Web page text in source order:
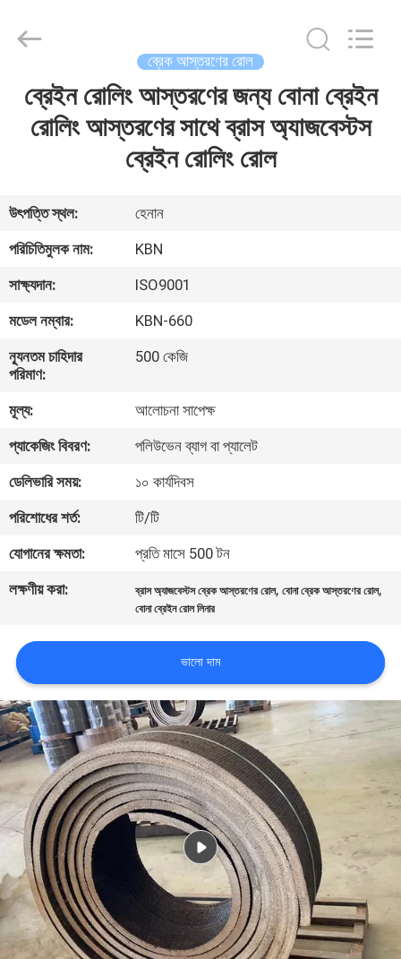
বাড়ি
আমাদের
সম্পর্কে
কারখানা
ভ্রমণ
নিয়ন্ত্রণ
যোগাযোগ
করুন
উদ্ধৃতির
জন্য
সাইট
ম্যাপ
PRIVACY
POLICY
ব্রেক আস্তরণের রোল
ব্রেইন রোলিং আস্তরণের জন্য বোনা ব্রেইন
রোলিং আস্তরণের সাথে ব্রাস অ্যাজবেস্টস
ব্রেইন রোলিং রোল
উৎপত্তি স্থল:
হেনান
পরিচিতিমুলক নাম:
KBN
সাক্ষ্যদান:
ISO9001
মডেল নম্বার:
KBN-660
ন্যূনতম চাহিদার
পরিমাণ:
500 কেজি
মূল্য:
আলোচনা সাপেক্ষ
প্যাকেজিং বিবরণ:
পলিউভেন ব্যাগ বা প্যালেট
ডেলিভারি সময়:
১০ কার্যদিবস
পরিশোধের শর্ত:
টি/টি
যোগানের ক্ষমতা:
প্রতি মাসে 500 টন
লক্ষণীয় করা:
ব্রাস অ্যাজবেস্টস ব্রেক আস্তরণের রোল,বোনা ব্রেক আস্তরণের রোল,
বোনা ব্রেইন রোল লিনার
ভালো দাম